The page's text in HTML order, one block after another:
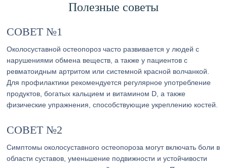
Полезные советы
СОВЕТ №1
Околосуставной остеопороз часто развивается у людей с
нарушениями обмена веществ, а также у пациентов с
ревматоидным артритом или системной красной волчанкой.
Для профилактики рекомендуется регулярное употребление
продуктов, богатых кальцием и витамином D, а также
физические упражнения, способствующие укреплению костей.
СОВЕТ №2
Симптомы околосуставного остеопороза могут включать боли в
области суставов, уменьшение подвижности и устойчивости